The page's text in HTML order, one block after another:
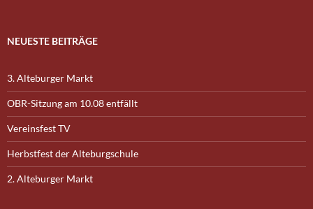
NEUESTE BEITRÄGE
3. Alteburger Markt
OBR-Sitzung am 10.08 entfällt
Vereinsfest TV
Herbstfest der Alteburgschule
2. Alteburger Markt